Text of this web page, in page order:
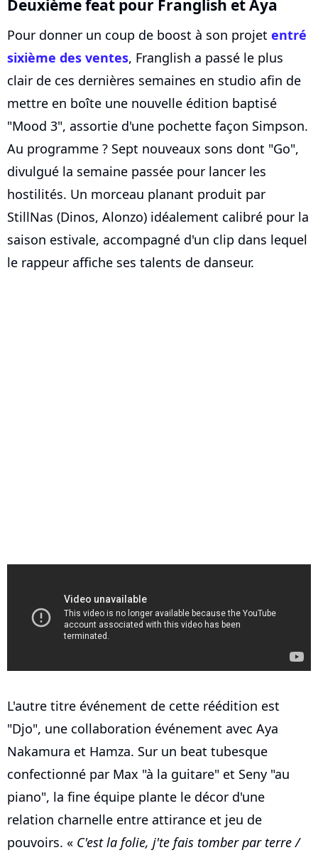
Deuxième feat pour Franglish et Aya
Pour donner un coup de boost à son projet entré
sixième des ventes, Franglish a passé le plus
clair de ces dernières semaines en studio afin de
mettre en boîte une nouvelle édition baptisé
"Mood 3", assortie d'une pochette façon Simpson.
Au programme ? Sept nouveaux sons dont "Go",
divulgué la semaine passée pour lancer les
hostilités. Un morceau planant produit par
StillNas (Dinos, Alonzo) idéalement calibré pour la
saison estivale, accompagné d'un clip dans lequel
le rappeur affiche ses talents de danseur.
L'autre titre événement de cette réédition est
"Djo", une collaboration événement avec Aya
Nakamura et Hamza. Sur un beat tubesque
confectionné par Max "à la guitare" et Seny "au
piano", la fine équipe plante le décor d'une
relation charnelle entre attirance et jeu de
pouvoirs. « C'est la folie, j'te fais tomber par terre /